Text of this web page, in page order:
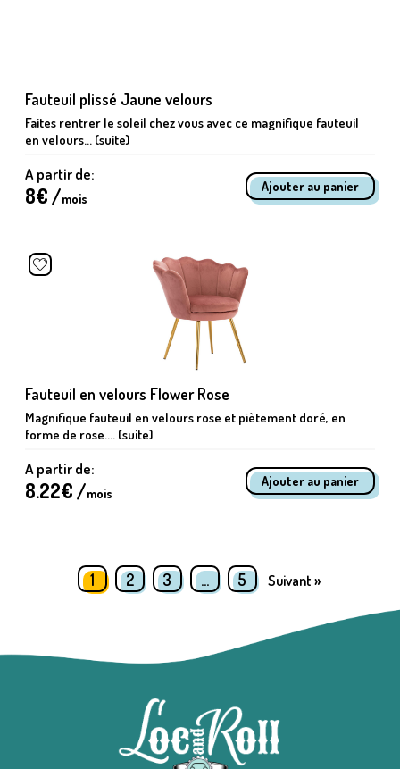
Fauteuil plissé Jaune velours
Faites rentrer le soleil chez vous avec ce magnifique fauteuil
en velours... (suite)
A partir de:
8€ /mois
Fauteuil en velours Flower Rose
Magnifique fauteuil en velours rose et piètement doré, en
forme de rose.... (suite)
A partir de:
8.22€ /mois
1 2 3 … 5 Suivant »